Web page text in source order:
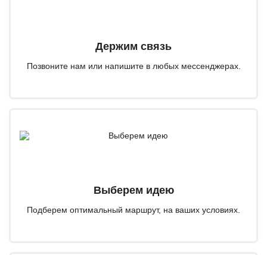
Держим связь
Позвоните нам или напишите в любых мессенджерах.
Выберем идею
Подберем оптимальный маршрут, на ваших условиях.